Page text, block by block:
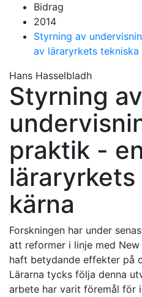
Bidrag
2014
Styrning av
av läraryrkets tekniska
Hans Hasselbladh
Styrning av
praktik -
kärna
Forskningen har under
att reformer i linje med
haft betydande effekter på
Lärarna tycks följa denna
arbete har varit föremål för